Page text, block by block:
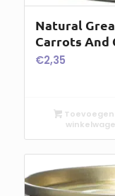
Natural
Carrots And
€2,35